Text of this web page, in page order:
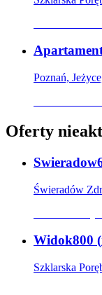
Poznań,
Oferty
Świeradów
Widok800 (
Szklarska